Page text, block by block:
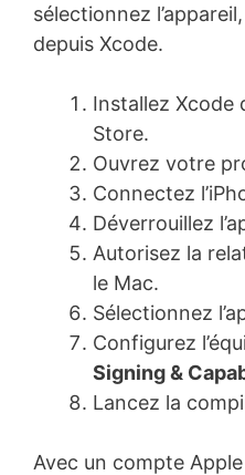
sélectionnez
depuis Xcode.
Installez Xcode
Store.
Ouvrez votre
Connectez
Déverrouillez
Autorisez la
le Mac.
Sélectionnez
Configurez
Signing &
Lancez la
Avec un compte